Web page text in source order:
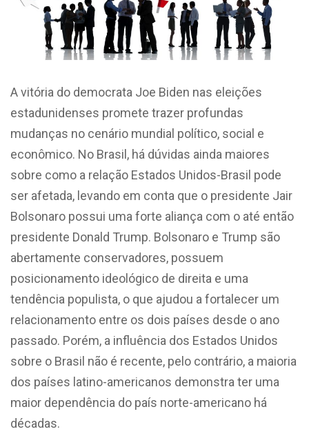
A vitória do democrata Joe Biden nas eleições
estadunidenses promete trazer profundas
mudanças no cenário mundial político, social e
econômico. No Brasil, há dúvidas ainda maiores
sobre como a relação Estados Unidos-Brasil pode
ser afetada, levando em conta que o presidente Jair
Bolsonaro possui uma forte aliança com o até então
presidente Donald Trump. Bolsonaro e Trump são
abertamente conservadores, possuem
posicionamento ideológico de direita e uma
tendência populista, o que ajudou a fortalecer um
relacionamento entre os dois países desde o ano
passado. Porém, a influência dos Estados Unidos
sobre o Brasil não é recente, pelo contrário, a maioria
dos países latino-americanos demonstra ter uma
maior dependência do país norte-americano há
décadas.